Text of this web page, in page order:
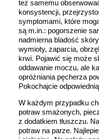
też samemu
konsystencji,
symptomami, które
są m.in.: pogorszenie
nadmierna bladość
wymioty, zaparcia,
krwi. Pojawić się może
oddawanie moczu, ale
opróżniania pęcherza
Pokochajcie
W każdym przypadku
potraw smażonych,
z dodatkiem tłuszczu.
potraw na parze.